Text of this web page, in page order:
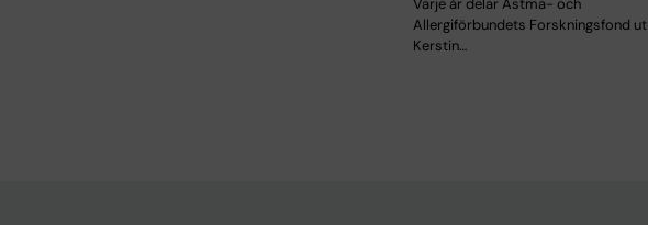
Varje år delar Astma- och
Allergiförbundets Forskningsfond ut
Kerstin…